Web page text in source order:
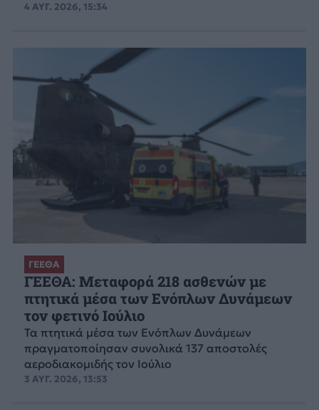
4 ΑΥΓ. 2026, 15:34
ΓΕΕΘΑ
ΓΕΕΘΑ: Μεταφορά 218 ασθενών με
πτητικά μέσα των Ενόπλων Δυνάμεων
τον φετινό Ιούλιο
Τα πτητικά μέσα των Ενόπλων Δυνάμεων
πραγματοποίησαν συνολικά 137 αποστολές
αεροδιακομιδής τον Ιούλιο
3 ΑΥΓ. 2026, 13:53